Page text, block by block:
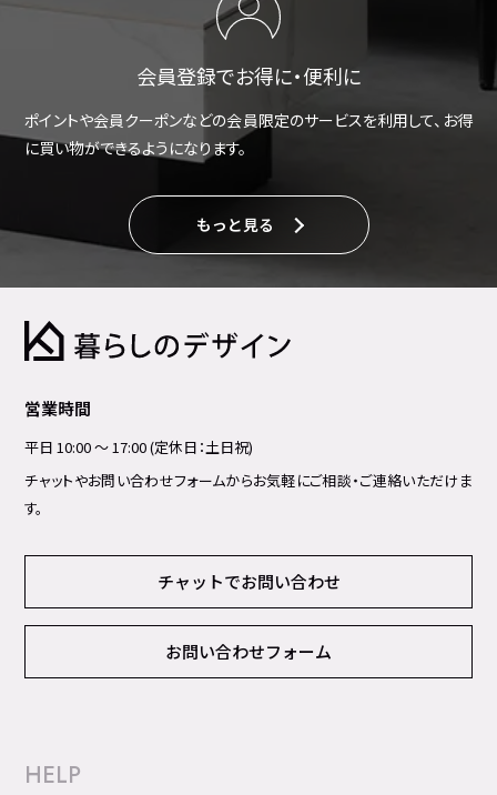
会員登録でお得に・便利に
ポイントや会員クーポンなどの会員限定のサービスを利用して、お得
に買い物ができるようになります。
もっと見る
営業時間
平日 10:00 ～ 17:00 (定休日：土日祝)
チャットやお問い合わせフォームからお気軽にご相談・ご連絡いただけま
す。
チャットでお問い合わせ
お問い合わせフォーム
HELP